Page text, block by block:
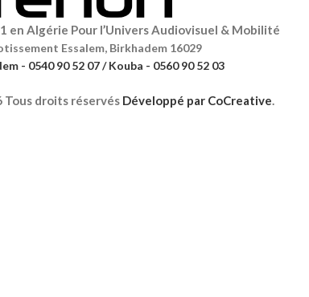
en Algérie Pour l’Univers Audiovisuel & Mobilité
Essalem, Birkhadem 16029
- 0540 90 52 07 / Kouba - 0560 90 52 03
Tous droits réservés Développé par CoCreative.